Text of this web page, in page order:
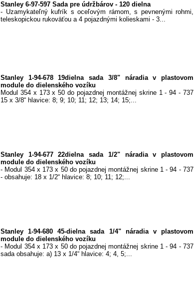
Stanley 6-97-597 Sada pre údržbárov - 120 dielna
- Uzamykateľný kufrík s oceľovým rámom, s pevnenými rohmi,
teleskopickou rukoväťou a 4 pojazdnými kolieskami - 3...
Stanley 1-94-678 19dielna sada 3/8" náradia v plastovom
module do dielenského vozíku
Modul 354 x 173 x 50 do pojazdnej montážnej skrine 1 - 94 - 737
15 x 3/8“ hlavice: 8; 9; 10; 11; 12; 13; 14; 15;...
Stanley 1-94-677 22dielna sada 1/2" náradia v plastovom
module do dielenského vozíku
- Modul 354 x 173 x 50 do pojazdnej montážnej skrine 1 - 94 - 737
- obsahuje: 18 x 1/2“ hlavice: 8; 10; 11; 12;...
Stanley 1-94-680 45-dielna sada 1/4" náradia v plastovom
module do dielenského vozíku
- Modul 354 x 173 x 50 do pojazdnej montážnej skrine 1 - 94 - 737
sada obsahuje: a) 13 x 1/4“ hlavice: 4; 4, 5;...